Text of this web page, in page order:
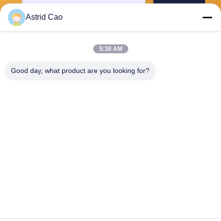
Astrid Cao
5:38 AM
Good day, what product are you looking for?